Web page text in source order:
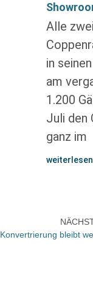
Alle
in
am
1.200
Juli den
ganz im
weiterlesen
bleibt